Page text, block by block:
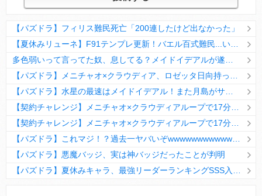
【パズドラ】フィリス難民死亡「200連したけど出なかった」
【パズドラ】悪魔バッジ、実は神バッジだったことが判明